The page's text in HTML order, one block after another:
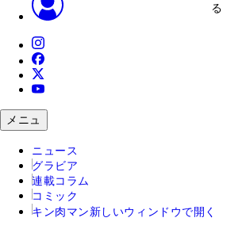
る
メニュ
ニュース
グラビア
連載コラム
コミック
キン肉マン 新しいウィンドウで開く